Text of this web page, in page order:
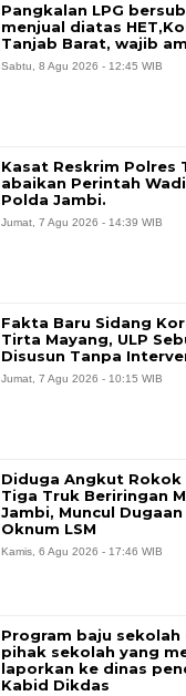
Pangkalan LPG
menjual diatas
Tanjab Barat, wajib
Sabtu, 8 Agu 2026 - 12:45 WIB
Kasat Reskrim Polres
abaikan Perintah
Polda Jambi.
Jumat, 7 Agu 2026 - 14:39 WIB
Fakta Baru Sidang
Tirta Mayang, ULP
Disusun Tanpa
Jumat, 7 Agu 2026 - 10:15 WIB
Diduga Angkut Rokok
Tiga Truk Beriringan
Jambi, Muncul
Oknum LSM
Kamis, 6 Agu 2026 - 17:46 WIB
Program baju
pihak sekolah yang
laporkan ke dinas
Kabid Dikdas